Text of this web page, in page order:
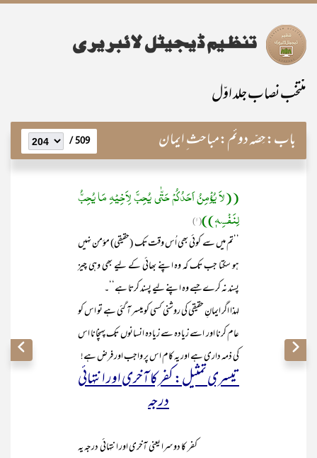
منتخب نصاب جلد اوّل
باب:حِصّہ دوئم:مباحث ِ ایمان 509 /
((لاَ یُؤْمِنُ اَحَدُکُمْ حَتّٰی یُحِبَّ لِاَخِیْہِ مَا یُحِبُّ
لِنَفْسِہٖ))(۱)
’’تم میں سے کوئی بھی اُس وقت تک (حقیقی) مؤمن نہیں
ہو سکتا جب تک کہ وہ اپنے بھائی کے لیے بھی وہی چیز
پسند نہ کرے جسے وہ اپنے لیے پسند کرتا ہے‘‘۔
لہذا اگر ایمانِ حقیقی کی روشنی کسی کو میسر آ گئی ہے تو اس کو
عام کرنا اور اسے زیادہ سے زیادہ انسانوں تک پہنچانا اس
کی ذمہ داری ہے اور یہ کام اس پر واجب اور فرض ہے!
تیسری تمثیل: کفر کا آخری اور انتہائی
درجہ
کفر کا دوسرا یعنی آخری اور انتہائی درجہ یہ